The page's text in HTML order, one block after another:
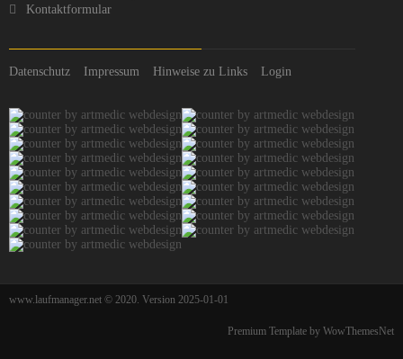
Kontaktformular
Datenschutz Impressum Hinweise zu Links Login
www.laufmanager.net © 2020. Version 2025-01-01
Premium Template by WowThemesNet